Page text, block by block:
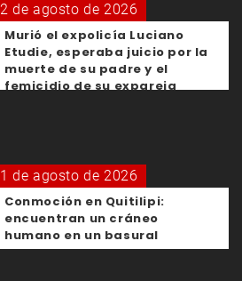
2 de agosto de 2026
Murió el expolicía Luciano
Etudie, esperaba juicio por la
muerte de su padre y el
femicidio de su expareja
1 de agosto de 2026
Conmoción en Quitilipi:
encuentran un cráneo
humano en un basural